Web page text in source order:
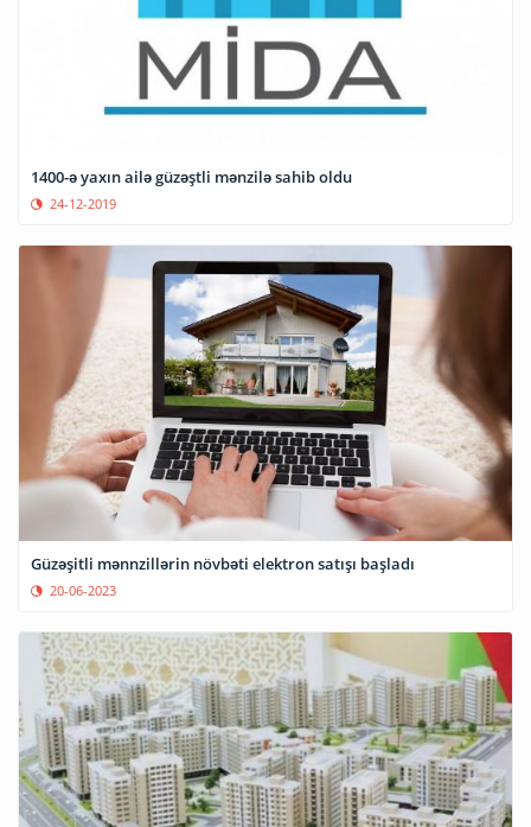
1400-ə yaxın ailə güzəştli mənzilə sahib oldu
24-12-2019
Güzəşitli mənnzillərin növbəti elektron satışı başladı
20-06-2023